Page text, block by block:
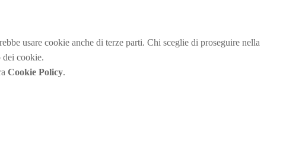
usare cookie anche di terze parti. Chi sceglie di proseguire nella
dei cookie.
Cookie Policy.